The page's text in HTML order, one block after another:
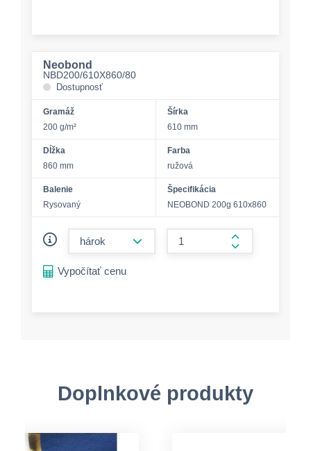
Neobond
NBD200/610X860/80
Dostupnosť
Gramáž
200 g/m²
Šírka
610 mm
Dĺžka
860 mm
Farba
ružová
Balenie
Rysovaný
Špecifikácia
NEOBOND 200g 610x860
form.increase-
Vypočítať cenu
Doplnkové produkty